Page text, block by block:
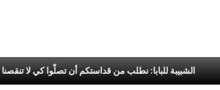
الشبيبة للبابا: نطلب من قداستكم أن تصلّوا السّلام